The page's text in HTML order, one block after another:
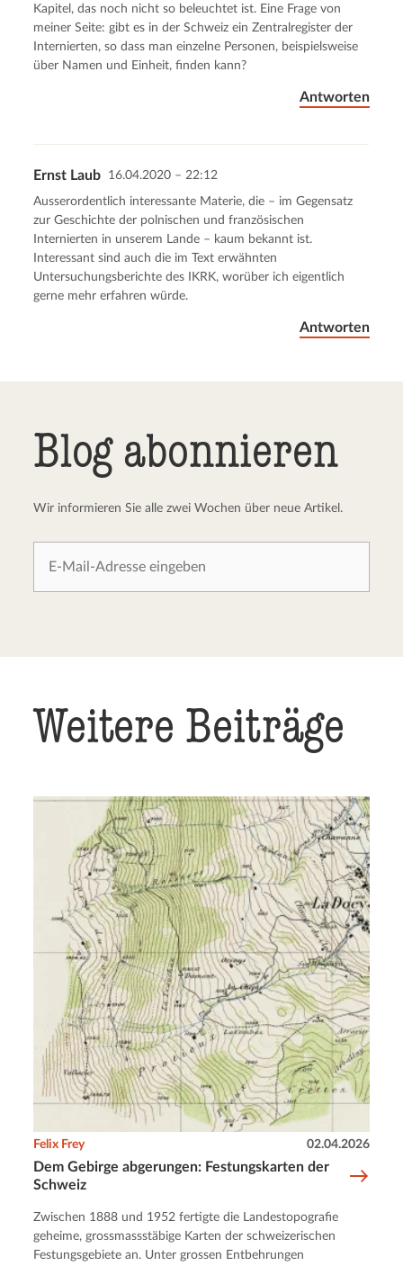
Kapitel, das noch nicht so beleuchtet ist. Eine Frage von
meiner Seite: gibt es in der Schweiz ein Zentralregister der
Internierten, so dass man einzelne Personen, beispielsweise
über Namen und Einheit, finden kann?
Antworten
Ernst Laub 16.04.2020 – 22:12
Ausserordentlich interessante Materie, die – im Gegensatz
zur Geschichte der polnischen und französischen
Internierten in unserem Lande – kaum bekannt ist.
Interessant sind auch die im Text erwähnten
Untersuchungsberichte des IKRK, worüber ich eigentlich
gerne mehr erfahren würde.
Antworten
Blog abonnieren
Wir informieren Sie alle zwei Wochen über neue Artikel.
Weitere Beiträge
Dem Gebirge abgerungen: Festungskarten der
Schweiz
Felix Frey 02.04.2026
Zwischen 1888 und 1952 fertigte die Landestopografie
geheime, grossmassstäbige Karten der schweizerischen
Festungsgebiete an. Unter grossen Entbehrungen